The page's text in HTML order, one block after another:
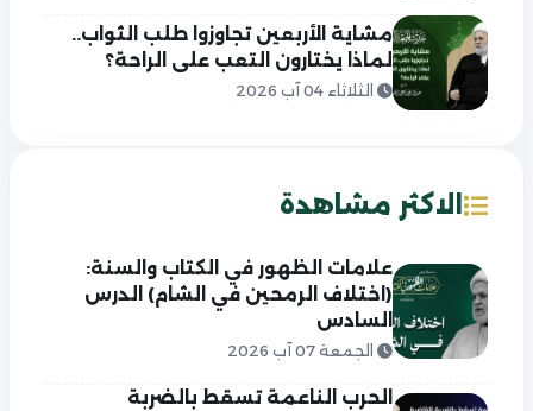
مشاية الأربعين تجاوزوا طلب الثواب..
لماذا يختارون التعب على الراحة؟
الثلاثاء 04 آب 2026
الاكثر مشاهدة
علامات الظهور في الكتاب والسنة:
(اختلاف الرمحين في الشام) الدرس
السادس
الجمعة 07 آب 2026
الحرب الناعمة تسقط بالضربة